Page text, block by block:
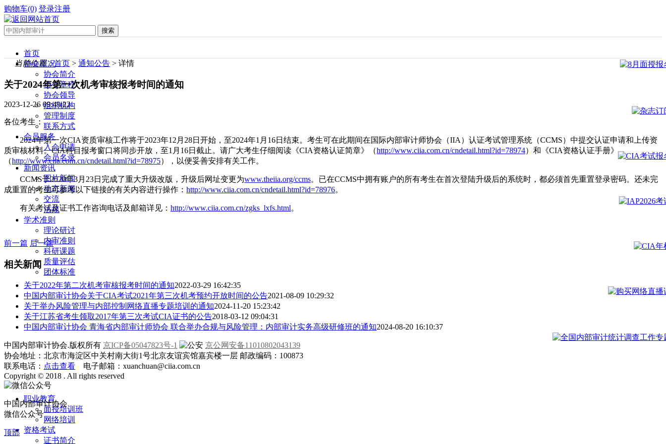
购物车(0) 登录注册
首页
协会概况
协会简介
协会章程
协会领导
组织机构
管理制度
联系方式
会员服务
入会申请
会员名录
新闻资讯
图片新闻
动态新闻
交流
法规
学术准则
理论研讨
内审准则
科研课题
质量评估
团体标准
职业教育
面授培训班
网络培训
资格考试
证书简介
当前位置：首页 > 通知公告 > 详情
关于2024年第一次机考审核报考时间的通知
2023-12-26 09:49:22
各位考生：
2024年第一次CIA资质审核工作将于2023年12月28日开始，至2024年1月16日结束。考生可在此期间在国际内部审计师协会（IIA）认证考试管理系统（CCMS）中提交认证申请和上传资
质审核材料。CIA科目报考窗口将同步开放，至1月16日截止。请广大考生仔细阅读《CIA资格认证简章》（http://www.ciia.com.cn/cndetail.html?id=78974）和《CIA资格认证手册》
（http://www.ciia.com.cn/cndetail.html?id=78975），以便妥善安排有关工作。
CCMS于2020年3月23日完成了重大升级改版，升级后网址变更为www.theiia.org/ccms。已在CCMS中拥有账户的所有考生在首次登陆升级后的系统时，都必须首先重置登录密码。还未完
成重置的考生可参考以下链接的有关内容进行操作： http://www.ciia.com.cn/cndetail.html?id=78976。
有关考试及证书工作咨询电话及邮箱详见： http://www.ciia.com.cn/zgks_lxfs.html。
前一篇 后一篇
相关新闻
关于2022年第二次机考审核报考时间的通知2022-03-29 16:42:35
中国内部审计协会关于CIA考试2021年第三次机考预约开放时间的公告2021-08-09 10:29:32
关于举办风险管理与内部控制网络直播专题培训的通知2024-11-20 15:23:42
关于江苏省考生领取2017年第三次考试CIA证书的公告2018-03-12 09:04:31
中国内部审计协会 青海省内部审计师协会 联合举办合规与风险管理：内部审计实务高级研修班的通知2024-08-20 16:10:37
中国内部审计协会.版权所有 京ICP备05047823号-1
京公网安备11010802043139
协会地址：北京市海淀区中关村南大街1号北京友谊宾馆嘉宾楼一层 邮政编码：100873
联系电话： 点击查看 电子邮箱：xuanchuan@ciia.com.cn
Copyright © 2018 . All rights reserved
中国内部审计协会
微信公众号
顶部